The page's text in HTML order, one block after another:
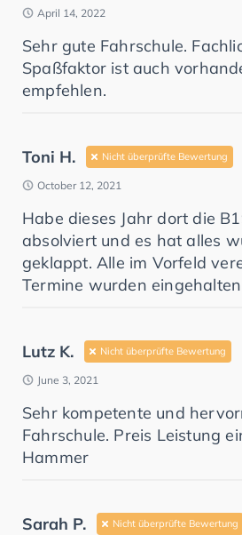
April 14, 2022
Sehr gute Fahrschule.
Spaßfaktor ist auch
empfehlen.
Toni H. Nicht überprüfte Bewertung
October 12, 2021
Habe dieses Jahr dort die
absolviert und es hat alles
geklappt. Alle im Vorfeld
Termine wurden
Lutz K. Nicht überprüfte Bewertung
June 3, 2021
Sehr kompetente und
Fahrschule. Preis Leistung
Hammer
Sarah P. Nicht überprüfte Bewertung